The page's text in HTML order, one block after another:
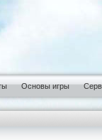
Основы игры